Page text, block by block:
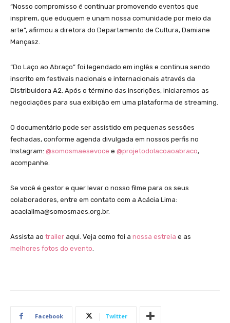
“Nosso compromisso é continuar promovendo eventos que
inspirem, que eduquem e unam nossa comunidade por meio da
arte”, afirmou a diretora do Departamento de Cultura, Damiane
Mançasz.
“Do Laço ao Abraço” foi legendado em inglês e continua sendo
inscrito em festivais nacionais e internacionais através da
Distribuidora A2. Após o término das inscrições, iniciaremos as
negociações para sua exibição em uma plataforma de streaming.
O documentário pode ser assistido em pequenas sessões
fechadas, conforme agenda divulgada em nossos perfis no
Instagram: @somosmaesevoce e @projetodolacoaoabraco,
acompanhe.
Se você é gestor e quer levar o nosso filme para os seus
colaboradores, entre em contato com a Acácia Lima:
acacialima@somosmaes.org.br.
Assista ao trailer aqui. Veja como foi a nossa estreia e as
melhores fotos do evento
Facebook Twitter